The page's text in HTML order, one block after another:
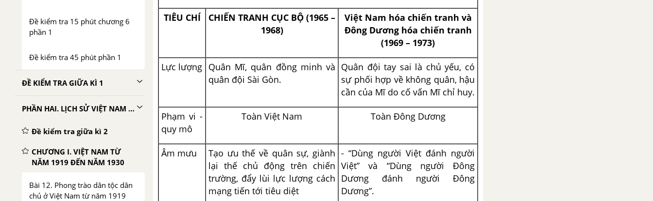
Đề kiểm tra 15 phút chương 6
phần 1
Đề kiểm tra 45 phút phần 1
ĐỀ KIỂM TRA GIỮA KÌ 1
PHẦN HAI. LỊCH SỬ VIỆT NAM TỪ NĂM 1919 ĐẾN NĂM 2000
Đề kiểm tra giữa kì 2
CHƯƠNG I. VIỆT NAM TỪ
NĂM 1919 ĐẾN NĂM 1930
Bài 12. Phong trào dân tộc dân
chủ ở Việt Nam từ năm 1919
TIÊU CHÍ
CHIẾN TRANH CỤC BỘ (1965 –
1968)
Việt Nam hóa chiến tranh và
Đông Dương hóa chiến tranh
(1969 – 1973)
Lực lượng Quân Mĩ, quân đồng minh và
quân đội Sài Gòn.
Quân đội tay sai là chủ yếu, có
sự phối hợp về không quân, hậu
cần của Mĩ do cố vấn Mĩ chỉ huy.
Phạm vi -
quy mô
Toàn Việt Nam Toàn Đông Dương
Âm mưu
Tạo ưu thế về quân sự, giành
lại thế chủ động trên chiến
trường, đẩy lùi lực lượng cách
mạng tiến tới tiêu diệt
- “Dùng người Việt đánh người
Việt” và “Dùng người Đông
Dương đánh người Đông
Dương”.